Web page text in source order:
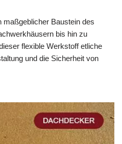
maßgeblicher Baustein des
bis hin zu
flexible Werkstoff etliche
und die Sicherheit von